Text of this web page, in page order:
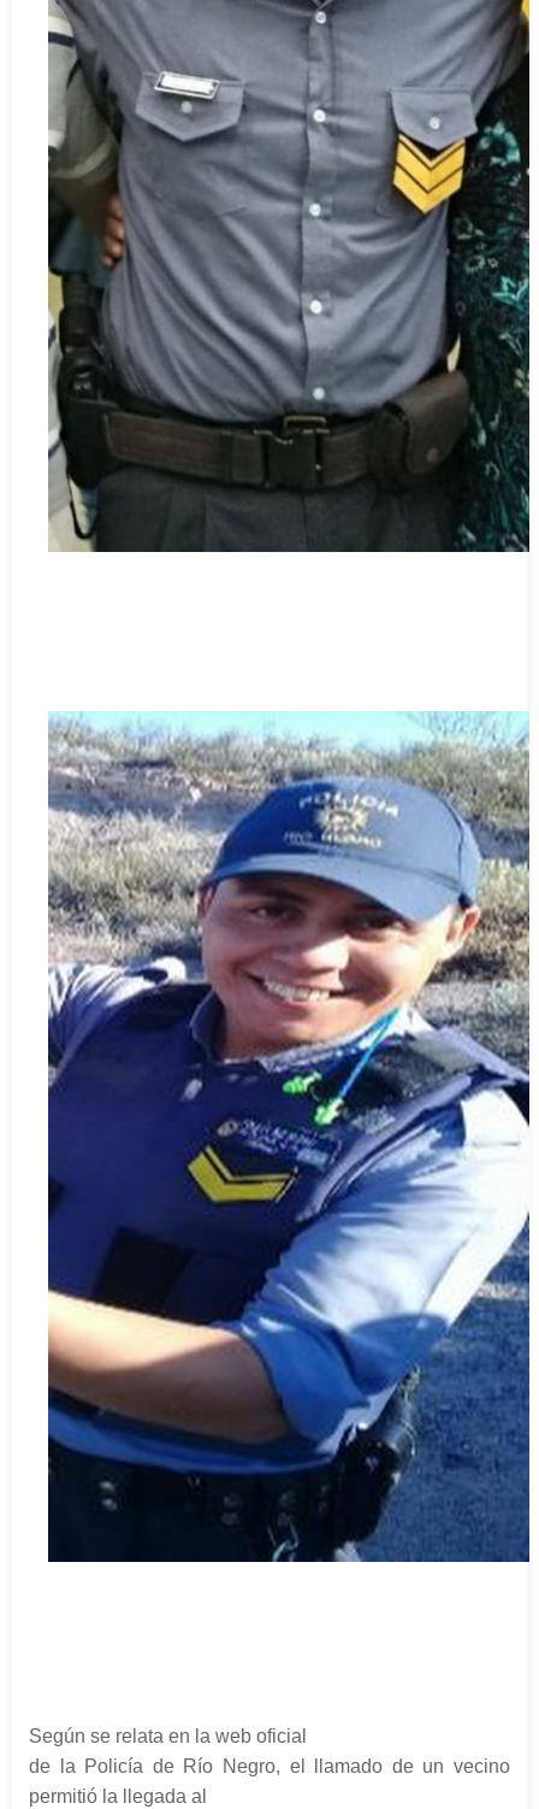
Según se relata en la web oficial
de la Policía de Río Negro, el llamado de un vecino
permitió la llegada al